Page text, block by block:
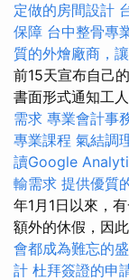
定做的房間設計
保障 台中整骨專
質的外燴廠商，
前15天宣布自己
書面形式通知工人
需求 專業會計事
專業課程 氣結調
讀Google
輸需求 提供優質
年1月1日以來，
額外的休假，因
會都成為難忘的
計 杜拜簽證的申